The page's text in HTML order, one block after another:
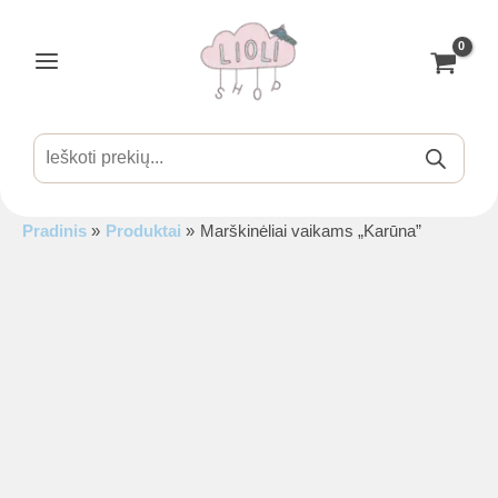
turinio
Products
search
Pradinis Produktai Marškinėliai vaikams „Karūna”